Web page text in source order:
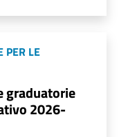
PER LE
graduatorie
2026-